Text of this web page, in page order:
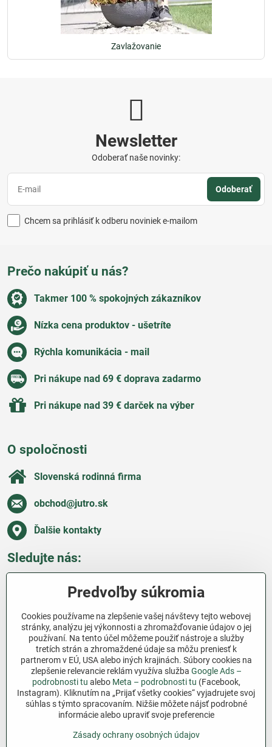
Zavlažovanie
Newsletter
Odoberať naše novinky:
Odoberať
Chcem sa prihlásiť k odberu noviniek e-mailom
Prečo nakúpiť u nás?
Takmer 100 % spokojných zákazníkov
Nízka cena produktov - ušetríte
Rýchla komunikácia - mail
Pri nákupe nad 69 € doprava zadarmo
Pri nákupe nad 39 € darček na výber
O spoločnosti
Slovenská rodinná firma
obchod​@jutro​.sk
Ďalšie kontakty
Sledujte nás:
Všetko o nákupe
Ďakujeme za podporu
Sme slovenský e-shop bez dotácií​. Fungujeme len
vďaka vám – ľuďom, ktorí veria v poctivú prácu a
lásku k pôde​. Každý nákup na Jutro​.sk nám pomáha
pokračovať v tom, čo má zmysel – pomáhať
záhradkárom zadarmo a srdcom​.
Predvoľby súkromia
Cookies používame na zlepšenie vašej návštevy tejto webovej
stránky, analýzu jej výkonnosti a zhromažďovanie údajov o jej
používaní. Na tento účel môžeme použiť nástroje a služby
tretích strán a zhromaždené údaje sa môžu preniesť k
partnerom v EÚ, USA alebo iných krajinách. Súbory cookies na
zlepšenie relevancie reklám využíva služba Google Ads –
podrobnosti tu alebo Meta – podrobnosti tu (Facebook,
Instagram). Kliknutím na „Prijať všetky cookies“ vyjadrujete svoj
súhlas s týmto spracovaním. Nižšie môžete nájsť podrobné
informácie alebo upraviť svoje preferencie
Zásady ochrany osobných údajov